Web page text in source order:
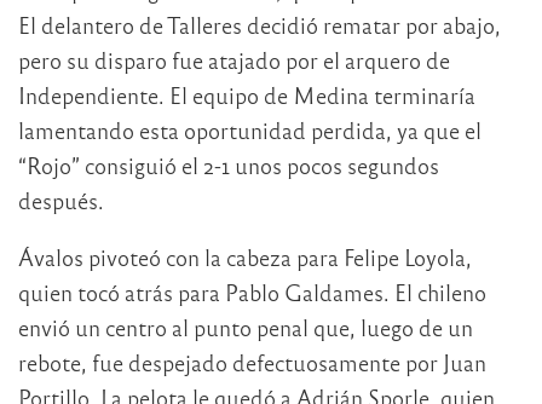
El delantero de Talleres decidió rematar por abajo,
pero su disparo fue atajado por el arquero de
Independiente. El equipo de Medina terminaría
lamentando esta oportunidad perdida, ya que el
“Rojo” consiguió el 2-1 unos pocos segundos
después.
Ávalos pivoteó con la cabeza para Felipe Loyola,
quien tocó atrás para Pablo Galdames. El chileno
envió un centro al punto penal que, luego de un
rebote, fue despejado defectuosamente por Juan
Portillo. La pelota le quedó a Adrián Sporle, quien